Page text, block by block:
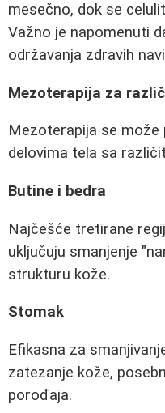
mesečno, dok se
Važno je napomenuti
održavanja zdravih
Mezoterapija za
Mezoterapija se
delovima tela sa
Butine i bedra
Najčešće tretirane
uključuju smanjenje
strukturu kože.
Stomak
Efikasna za
zatezanje kože,
porođaja.